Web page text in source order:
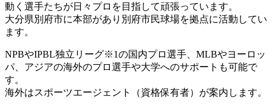
動く選手たちが日々プロを目指して頑張っています。
大分県別府市に本部があり別府市民球場を拠点に活動してい
ます。
NPBやIPBL独立リーグ※1の国内プロ選手、MLBやヨーロッ
パ、アジアの海外のプロ選手や大学へのサポートも可能で
す。
海外はスポーツエージェント（資格保有者）が案内します。